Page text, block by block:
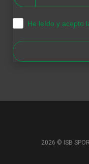
He leído y acepto
2026 © ISB